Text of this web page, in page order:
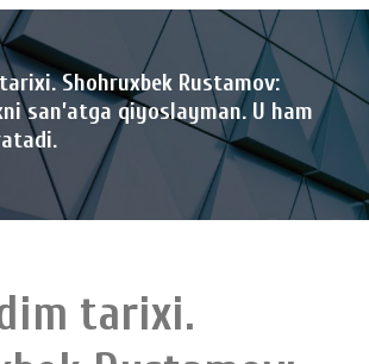
Shohruxbek Rustamov:
san’atga qiyoslayman. U ham
tarixi.